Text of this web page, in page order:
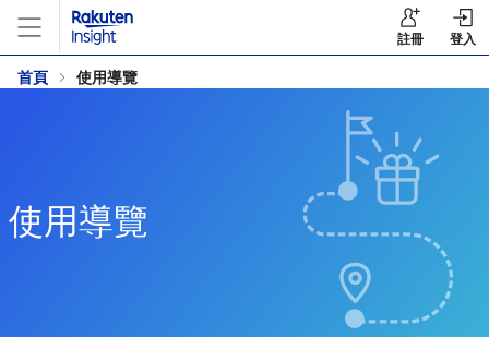
註冊 登入
首頁 使用導覽
使用導覽